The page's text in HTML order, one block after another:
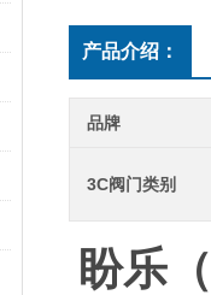
产品介绍：
品牌
3C阀门类别
盼乐